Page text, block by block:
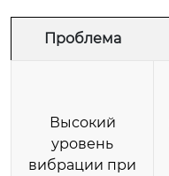
Проблема
Высокий
уровень
вибрации при